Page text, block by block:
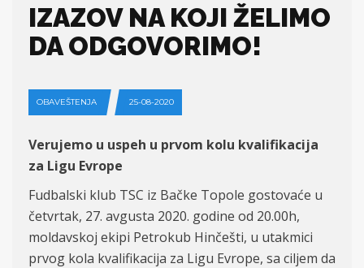
IZAZOV NA KOJI ŽELIMO
DA ODGOVORIMO!
OBAVEŠTENJA 25-08-2020
Verujemo u uspeh u prvom kolu kvalifikacija
za Ligu Evrope
Fudbalski klub TSC iz Bačke Topole gostovaće u
četvrtak, 27. avgusta 2020. godine od 20.00h,
moldavskoj ekipi Petrokub Hinčešti, u utakmici
prvog kola kvalifikacija za Ligu Evrope, sa ciljem da